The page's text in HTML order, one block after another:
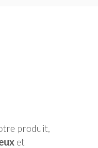
produit,
et